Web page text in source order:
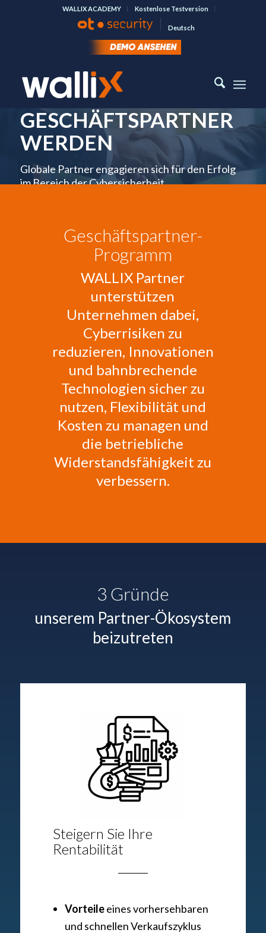
WALLIX ACADEMY Kostenlose Testversion
Deutsch
GESCHÄFTSPARTNER
WERDEN
Globale Partner engagieren sich für den Erfolg
im Bereich der Cybersicherheit
Geschäftspartner-
Programm
WALLIX Partner
unterstützen
Unternehmen dabei,
Cyberrisiken zu
reduzieren, Innovationen
und bahnbrechende
Technologien sicher zu
nutzen, Flexibilität und
Kosten zu managen und
die betriebliche
Widerstandsfähigkeit zu
verbessern.
3 Gründe
unserem Partner-Ökosystem
beizutreten
Steigern Sie Ihre
Rentabilität
Vorteileeines vorhersehbaren
und schnellen Verkaufszyklus